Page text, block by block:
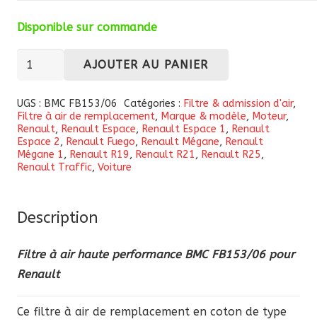
Disponible sur commande
quantité
Filtre
à
air
haute
(FB153/06)
Renault
AJOUTER AU PANIER
UGS : BMC FB153/06 Catégories : Filtre & admission d'air,
Filtre à air de remplacement, Marque & modèle, Moteur,
Renault, Renault Espace, Renault Espace 1, Renault
Espace 2, Renault Fuego, Renault Mégane, Renault
Mégane 1, Renault R19, Renault R21, Renault R25,
Renault Traffic, Voiture
Description
Filtre à air haute performance BMC FB153/06 pour
Renault
Ce filtre à air de remplacement en coton de type